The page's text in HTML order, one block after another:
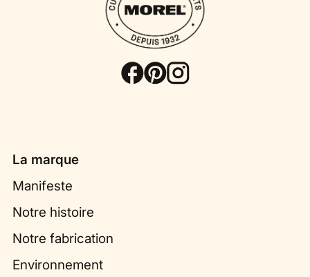
La marque
Manifeste
Notre histoire
Notre fabrication
Environnement